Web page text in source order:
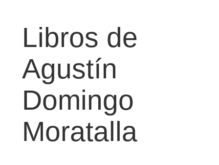
Libros de
Agustín
Domingo
Moratalla